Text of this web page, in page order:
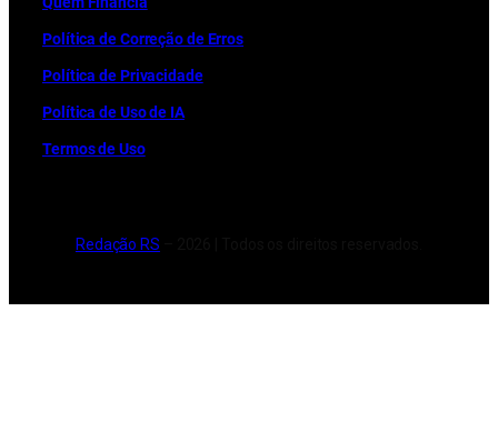
Política de Correção de Erros
Política de Privacidade
Política de Uso de IA
Termos de Uso
Redação RS